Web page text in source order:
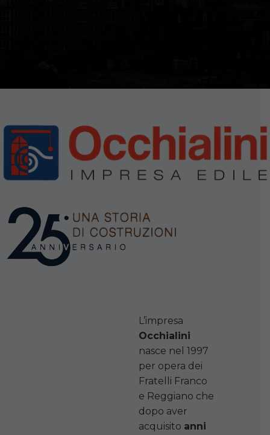
L’impresa
Occhialini
nasce nel 1997
per opera dei
Fratelli Franco
e Reggiano che
dopo aver
acquisito anni